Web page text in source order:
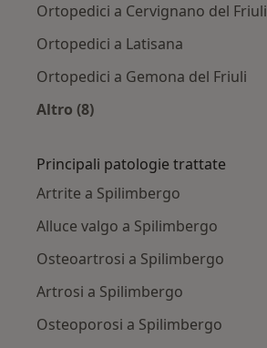
Ortopedici a Cervignano del Friuli
Ortopedici a Latisana
Ortopedici a Gemona del Friuli
Altro (8)
Principali patologie trattate
Artrite a Spilimbergo
Alluce valgo a Spilimbergo
Osteoartrosi a Spilimbergo
Artrosi a Spilimbergo
Osteoporosi a Spilimbergo